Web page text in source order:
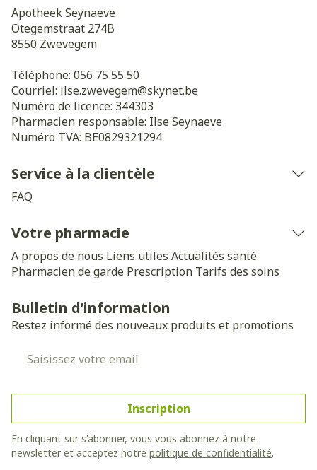
Apotheek Seynaeve
Otegemstraat 274B
8550 Zwevegem
Téléphone: 056 75 55 50
Courriel: ilse.zwevegem@skynet.be
Numéro de licence: 344303
Pharmacien responsable: Ilse Seynaeve
Numéro TVA: BE0829321294
Service à la clientèle
FAQ
Votre pharmacie
A propos de nous Liens utiles Actualités santé
Pharmacien de garde Prescription Tarifs des soins
Bulletin d’information
Restez informé des nouveaux produits et promotions
Inscription
En cliquant sur s'abonner, vous vous abonnez à notre
newsletter et acceptez notre politique de confidentialité.